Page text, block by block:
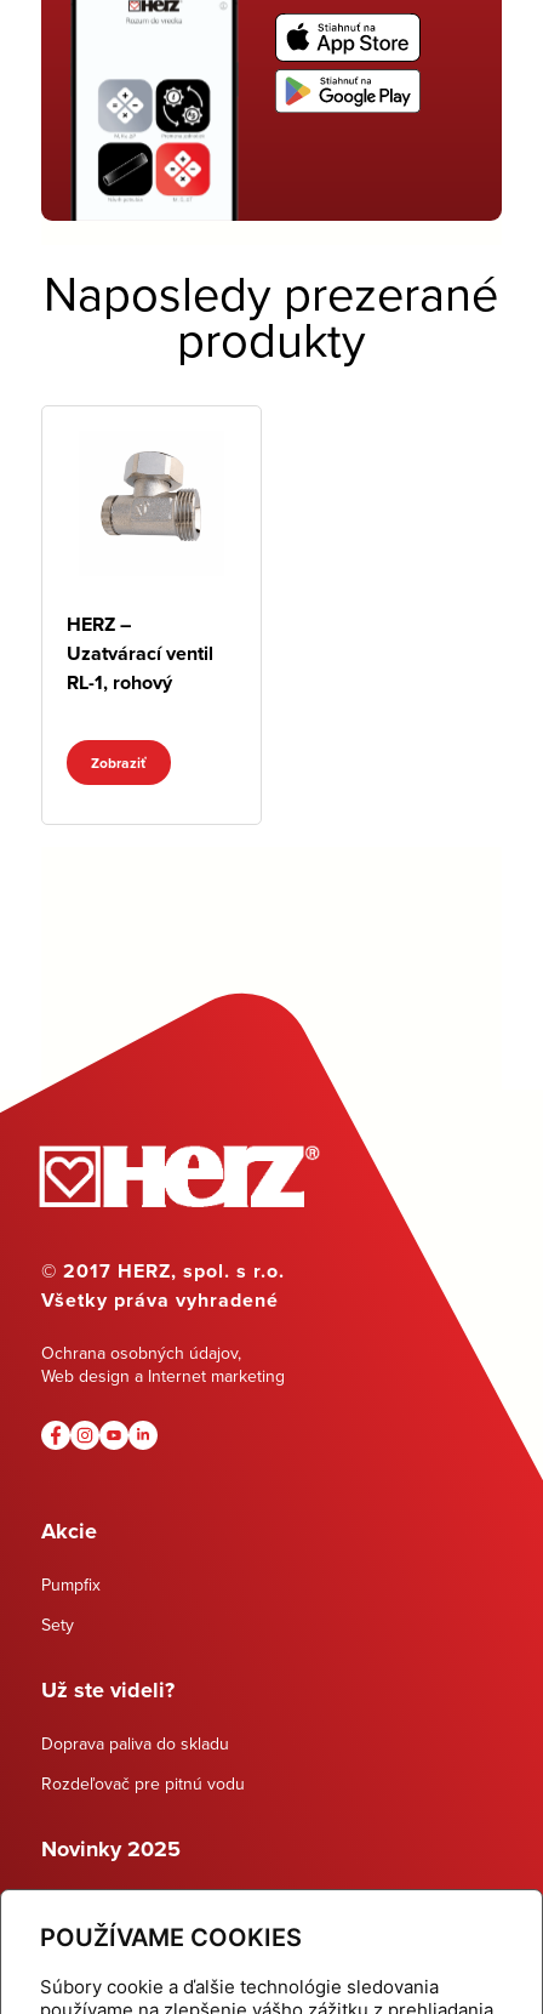
POUŽÍVAME COOKIES
Súbory cookie a ďalšie technológie sledovania
Naposledy prezerané
produkty
HERZ –
Uzatvárací ventil
RL-1, rohový
Zobraziť
© 2017 HERZ, spol. s r.o.
Všetky práva vyhradené
Ochrana osobných údajov,
Web design a Internet marketing
Akcie
Pumpfix
Sety
Už ste videli?
Doprava paliva do skladu
Rozdeľovač pre pitnú vodu
Novinky 2025
Dynamické termostatické ventily